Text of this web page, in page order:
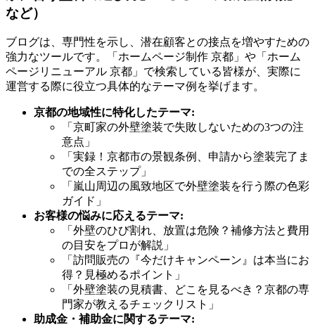
など）
ブログは、専門性を示し、潜在顧客との接点を増やすための
強力なツールです。「ホームページ制作 京都」や「ホーム
ページリニューアル 京都」で検索している皆様が、実際に
運営する際に役立つ具体的なテーマ例を挙げます。
京都の地域性に特化したテーマ:
「京町家の外壁塗装で失敗しないための3つの注
意点」
「実録！京都市の景観条例、申請から塗装完了ま
での全ステップ」
「嵐山周辺の風致地区で外壁塗装を行う際の色彩
ガイド」
お客様の悩みに応えるテーマ:
「外壁のひび割れ、放置は危険？補修方法と費用
の目安をプロが解説」
「訪問販売の『今だけキャンペーン』は本当にお
得？見極めるポイント」
「外壁塗装の見積書、どこを見るべき？京都の専
門家が教えるチェックリスト」
助成金・補助金に関するテーマ: